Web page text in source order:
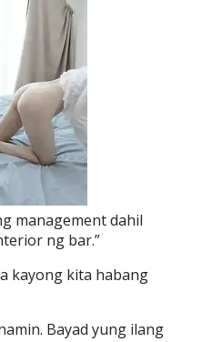
management dahil
ng bar.”
kayong kita habang
Bayad yung ilang